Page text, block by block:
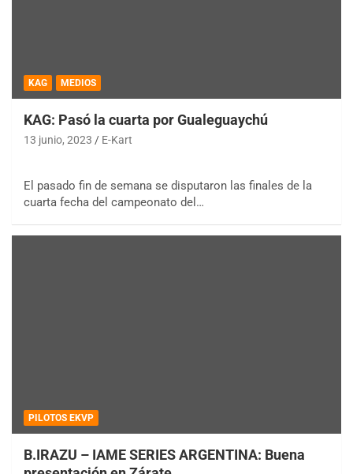
KAG MEDIOS
KAG: Pasó la cuarta por Gualeguaychú
13 junio, 2023 E-Kart
El pasado fin de semana se disputaron las finales de la
cuarta fecha del campeonato del…
PILOTOS EKVP
B.IRAZU – IAME SERIES ARGENTINA: Buena